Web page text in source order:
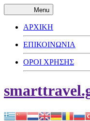
Menu
ΑΡΧΙΚΗ
ΕΠΙΚΟΙΝΩΝΙΑ
ΟΡΟΙ ΧΡΗΣΗΣ